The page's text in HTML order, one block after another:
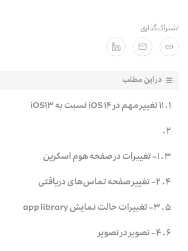
در این مطلب
۱ . ۱۱ تغییر مهم در iOS ۱۴ نسبت به iOS۱۳
۲ .
۳ . ۱- تغییرات در صفحه هوم اسکرین
۴ . ۲- تغییر صفحه تماس‌های دریافتی
۵ . ۳- تغییرات حالت نمایش app library
۶ . ۴- تصویر در تصویر
اشتراک‌گذاری